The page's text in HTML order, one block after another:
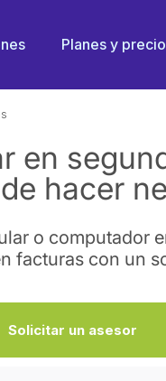
Planes y
en
hacer
o computador
facturas con un
Solicitar un asesor